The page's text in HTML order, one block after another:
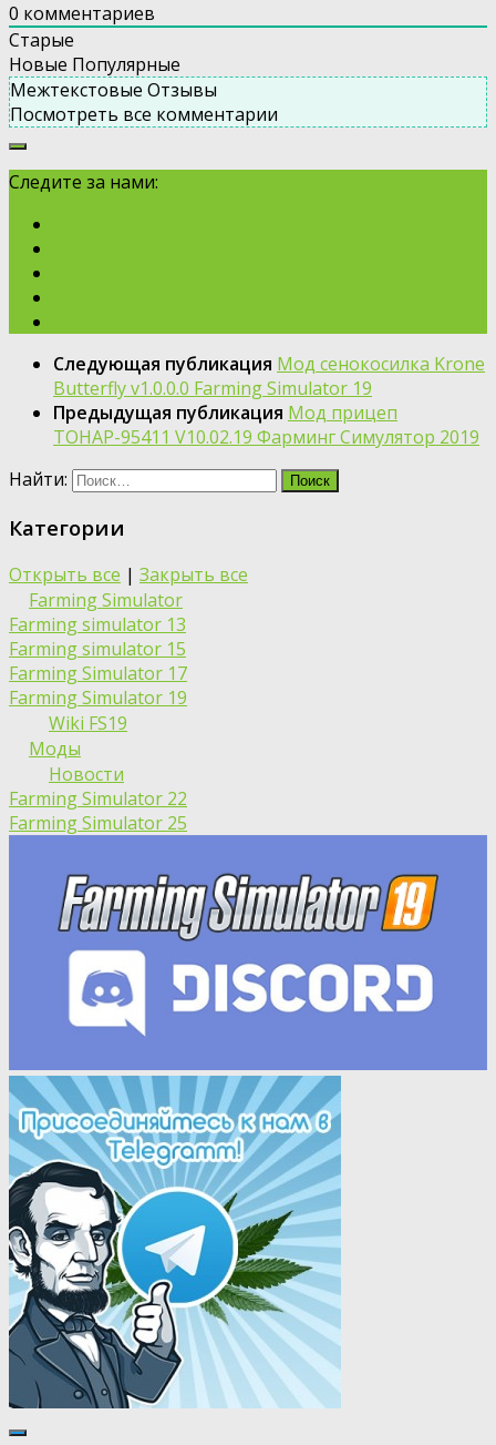
0 комментариев
Старые
Новые Популярные
Межтекстовые Отзывы
Посмотреть все комментарии
Следите за нами:
Следующая публикация Мод сенокосилка Krone
Butterfly v1.0.0.0 Farming Simulator 19
Предыдущая публикация Мод прицеп
ТОНАР-95411 V10.02.19 Фарминг Симулятор 2019
Найти:
Категории
Открыть все | Закрыть все
Farming Simulator
Farming simulator 13
Farming simulator 15
Farming Simulator 17
Farming Simulator 19
Wiki FS19
Моды
Новости
Farming Simulator 22
Farming Simulator 25